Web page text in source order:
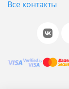
Все контакты